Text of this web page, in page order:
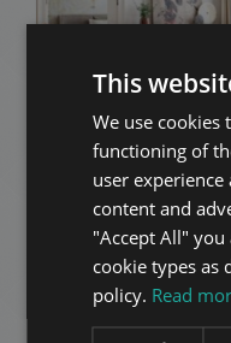
This
We use cookies
functioning of
user
content and
"Accept All"
cookie types as
policy. Read